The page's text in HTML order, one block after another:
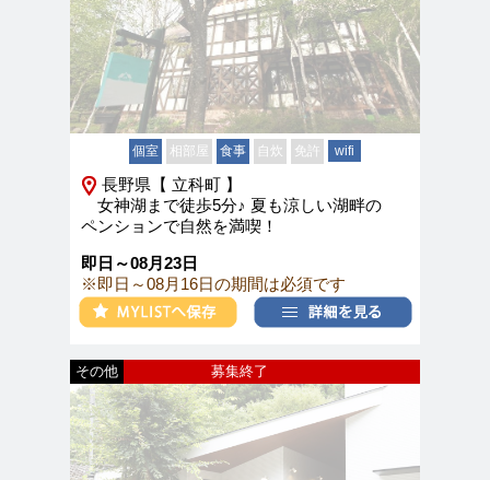
個室 相部屋 食事 自炊 免許 wifi
長野県【 立科町 】
女神湖まで徒歩5分♪ 夏も涼しい湖畔の
ペンションで自然を満喫！
即日～08月23日
※即日～08月16日の期間は必須です
募集終了
その他